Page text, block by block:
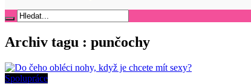
Archiv tagu : punčochy
Spolupráce